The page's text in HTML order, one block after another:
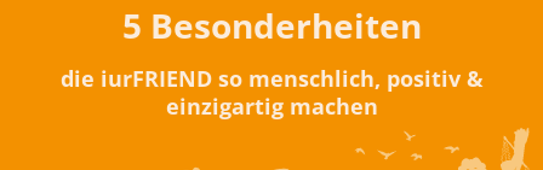
5 Besonderheiten
die iurFRIEND so menschlich, positiv &
einzigartig machen